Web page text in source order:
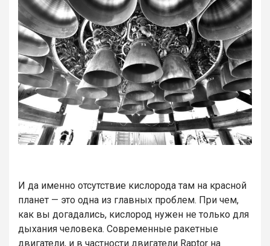
И да именно отсутствие кислорода там на красной
планет — это одна из главных проблем. При чем,
как вы догадались, кислород нужен не только для
дыхания человека. Современные ракетные
двигатели, и в частности двигатели Raptor на